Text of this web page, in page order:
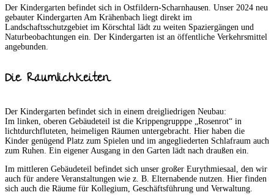
Der Kindergarten befindet sich in Ostfildern-Scharnhausen. Unser 2024 neu
gebauter Kindergarten Am Krähenbach liegt direkt im
Landschaftsschutzgebiet im Körschtal lädt zu weiten Spaziergängen und
Naturbeobachtungen ein. Der Kindergarten ist an öffentliche Verkehrsmittel
angebunden.
Die Räumlichkeiten
Der Kindergarten befindet sich in einem dreigliedrigen Neubau:
Im linken, oberen Gebäudeteil ist die Krippengrupppe „Rosenrot“ in
lichtdurchfluteten, heimeligen Räumen untergebracht. Hier haben die
Kinder genügend Platz zum Spielen und im angegliederten Schlafraum auch
zum Ruhen. Ein eigener Ausgang in den Garten lädt nach draußen ein.
Im mittleren Gebäudeteil befindet sich unser großer Eurythmiesaal, den wir
auch für andere Veranstaltungen wie z. B. Elternabende nutzen. Hier finden
sich auch die Räume für Kollegium, Geschäftsführung und Verwaltung.